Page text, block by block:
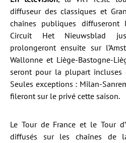
diffuseur des classiques et
chaînes publiques
Circuit Het Nieuwsblad
prolongeront ensuite sur
Wallonne et Liège-Bastogne-
seront pour la plupart incluses
Seules exceptions : Milan-
fileront sur le privé cette saison.
Le Tour de France et le Tour
diffusés sur les chaînes de